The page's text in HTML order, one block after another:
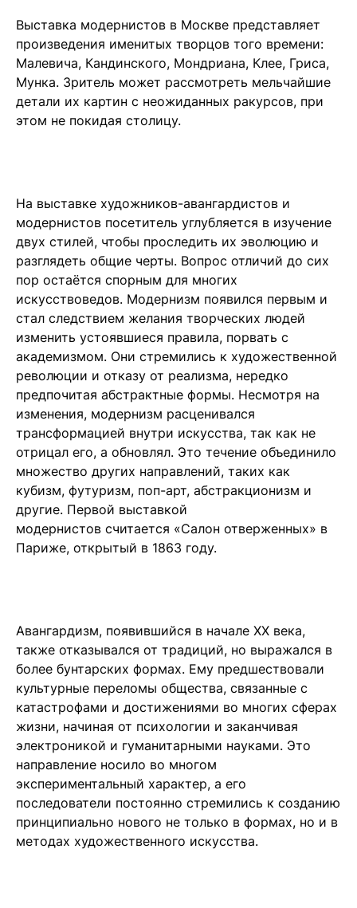
Выставка модернистов в Москве представляет
произведения именитых творцов того времени:
Малевича, Кандинского, Мондриана, Клее, Гриса,
Мунка. Зритель может рассмотреть мельчайшие
детали их картин с неожиданных ракурсов, при
этом не покидая столицу.
На выставке художников-авангардистов и
модернистов посетитель углубляется в изучение
двух стилей, чтобы проследить их эволюцию и
разглядеть общие черты. Вопрос отличий до сих
пор остаётся спорным для многих
искусствоведов. Модернизм появился первым и
стал следствием желания творческих людей
изменить устоявшиеся правила, порвать с
академизмом. Они стремились к художественной
революции и отказу от реализма, нередко
предпочитая абстрактные формы. Несмотря на
изменения, модернизм расценивался
трансформацией внутри искусства, так как не
отрицал его, а обновлял. Это течение объединило
множество других направлений, таких как
кубизм, футуризм, поп-арт, абстракционизм и
другие. Первой выставкой
модернистов считается «Салон отверженных» в
Париже, открытый в 1863 году.
Авангардизм, появившийся в начале XX века,
также отказывался от традиций, но выражался в
более бунтарских формах. Ему предшествовали
культурные переломы общества, связанные с
катастрофами и достижениями во многих сферах
жизни, начиная от психологии и заканчивая
электроникой и гуманитарными науками. Это
направление носило во многом
экспериментальный характер, а его
последователи постоянно стремились к созданию
принципиально нового не только в формах, но и в
методах художественного искусства.